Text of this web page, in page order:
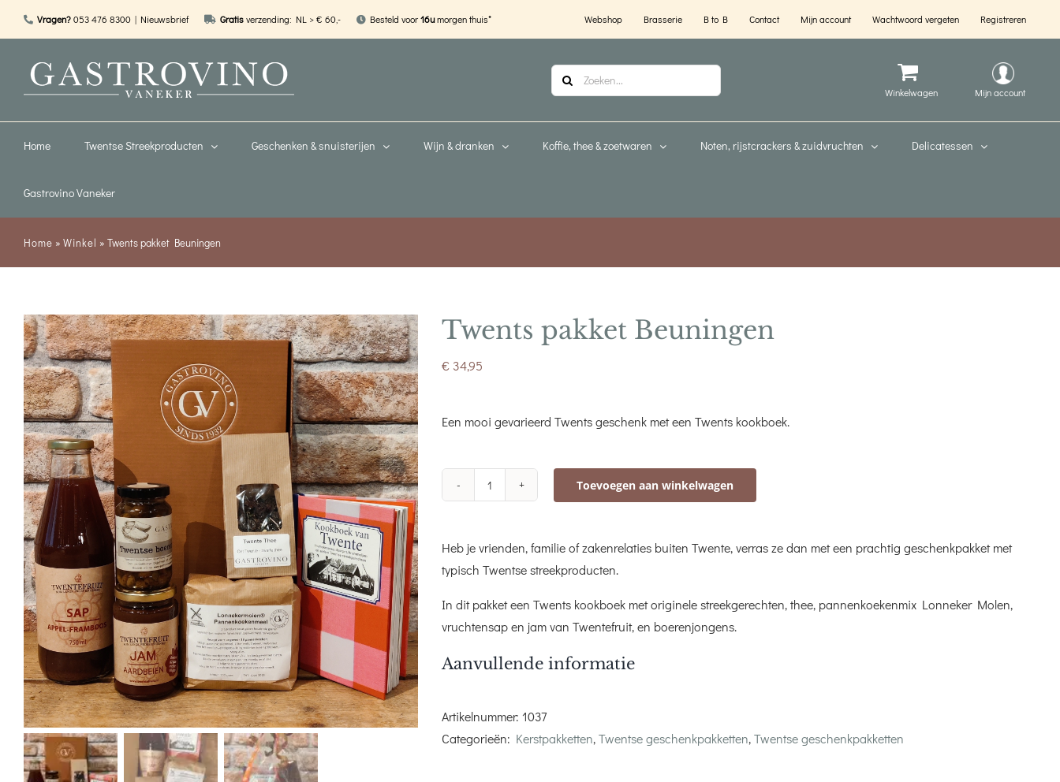
Vragen?053 476 8300 | Nieuwsbrief Gratisverzending: NL > € 60,- Besteld voor16umorgen thuis* Webshop Brasserie B to B Contact Mijn account Wachtwoord vergeten Registreren
Mijn account
Zoeken
naar:
Home Twentse Streekproducten Geschenken & snuisterijen Wijn & dranken Koffie, thee & zoetwaren Noten, rijstcrackers & zuidvruchten Delicatessen
Gastrovino Vaneker
Home » Winkel » Twents pakket Beuningen
Twents pakket Beuningen
€ 34,95
Een mooi gevarieerd Twents geschenk met een Twents kookboek.
Twents
Toevoegen aan winkelwagen
Heb je vrienden, familie of zakenrelaties buiten Twente, verras ze dan met een prachtig geschenkpakket met
typisch Twentse streekproducten.
In dit pakket een Twents kookboek met originele streekgerechten, thee, pannenkoekenmix Lonneker Molen,
vruchtensap en jam van Twentefruit, en boerenjongens.
Aanvullende informatie
Artikelnummer: 1037
Categorieën: Kerstpakketten,Twentse geschenkpakketten,Twentse geschenkpakketten